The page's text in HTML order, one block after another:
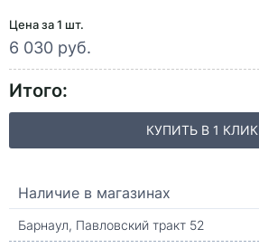
Цена за 1 шт.
6 030 руб.
Итого:
КУПИТЬ В 1 КЛИК
Наличие в магазинах
Барнаул, Павловский тракт 52